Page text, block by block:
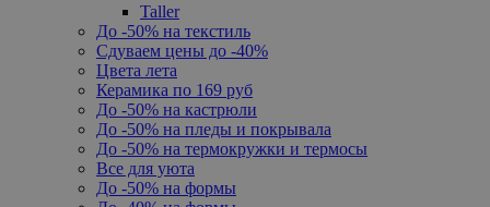
Taller
До -50% на текстиль
Сдуваем цены до -40%
Цвета лета
Керамика по 169 руб
До -50% на кастрюли
До -50% на пледы и покрывала
До -50% на термокружки и термосы
Все для уюта
До -50% на формы